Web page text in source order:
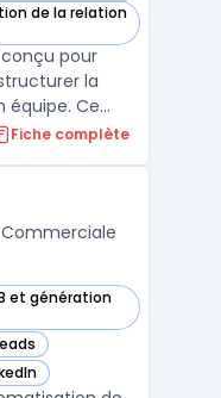
de la relation
pour
la
équipe. Ce
des
Fiche complète
et génération